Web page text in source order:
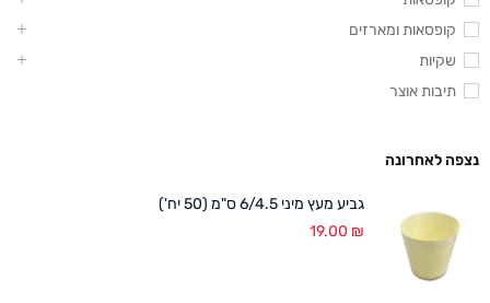
קופסאות ומארזים
שקיות
תיבות אוצר
נצפה לאחרונה
גביע מעץ מיני 6/4.5 ס"מ (50 יח')
19.00 ₪